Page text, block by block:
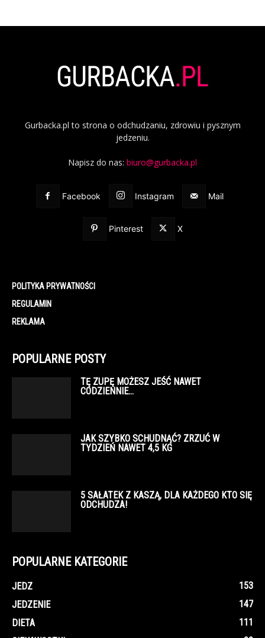
Gurbacka.pl to strona o odchudzaniu, zdrowiu i pysznym
jedzeniu.
Napisz do nas: biuro@gurbacka.pl
Facebook Instagram Mail
Pinterest X
POLITYKA PRYWATNOŚCI
REGULAMIN
REKLAMA
POPULARNE POSTY
TĘ ZUPĘ MOŻESZ JEŚĆ NAWET
CODZIENNIE…
JAK SZYBKO SCHUDNĄĆ? ZRZUĆ W
TYDZIEŃ NAWET 4,5 KG
5 SAŁATEK Z KASZĄ, DLA KAŻDEGO KTO SIĘ
ODCHUDZA!
POPULARNE KATEGORIE
JEDZ
153
JEDZENIE
147
DIETA
111